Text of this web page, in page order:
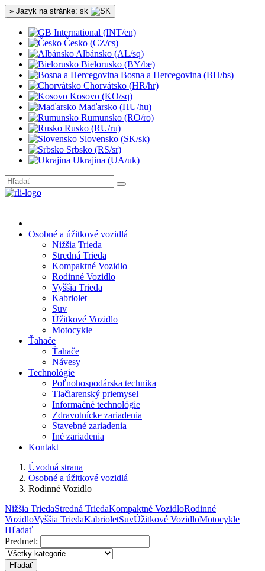
» Jazyk na stránke: sk
International (INT/en)
Česko (CZ/cs)
Albánsko (AL/sq)
Bielorusko (BY/be)
Bosna a Hercegovina (BH/bs)
Chorvátsko (HR/hr)
Kosovo (KO/sq)
Maďarsko (HU/hu)
Rumunsko (RO/ro)
Rusko (RU/ru)
Slovensko (SK/sk)
Srbsko (RS/sr)
Ukrajina (UA/uk)
Osobné a úžitkové vozidlá
Nižšia Trieda
Stredná Trieda
Kompaktné Vozidlo
Rodinné Vozidlo
Vyššia Trieda
Kabriolet
Suv
Úžitkové Vozidlo
Motocykle
Ťahače
Ťahače
Návesy
Technológie
Poľnohospodárska technika
Tlačiarenský priemysel
Informačné technológie
Zdravotnícke zariadenia
Stavebné zariadenia
Iné zariadenia
Kontakt
Úvodná strana
Osobné a úžitkové vozidlá
Rodinné Vozidlo
Nižšia TriedaStredná TriedaKompaktné VozidloRodinné
VozidloVyššia TriedaKabrioletSuvÚžitkové VozidloMotocykle
Hľadať
Predmet:
Hľadať